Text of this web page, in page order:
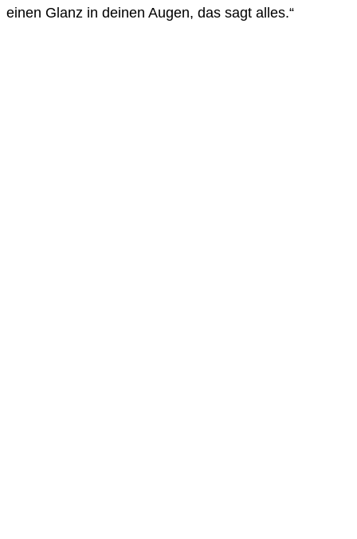
einen Glanz in deinen Augen, das sagt alles.“